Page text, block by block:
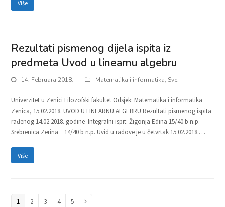
Više
Rezultati pismenog dijela ispita iz
predmeta Uvod u linearnu algebru
14. Februara 2018. Matematika i informatika, Sve
Univerzitet u Zenici Filozofski fakultet Odsjek: Matematika i informatika
Zenica, 15.02.2018. UVOD U LINEARNU ALGEBRU Rezultati pismenog ispita
rađenog 14.02.2018. godine Integralni ispit: Žigonja Edina 15/40 b n.p.
Srebrenica Zerina 14/40 b n.p. Uvid u radove je u četvrtak 15.02.2018.…
Više
Page
1 Page
2 Page
3 Page
4 Page
5